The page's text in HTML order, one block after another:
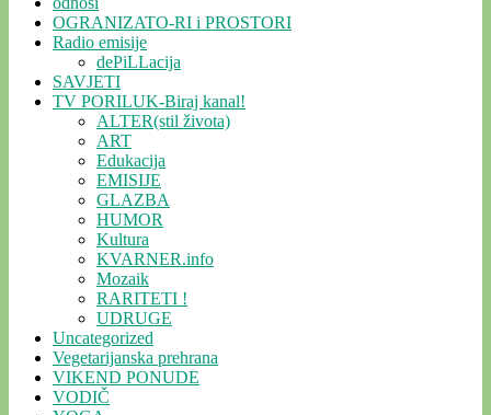
OGRANIZATO-RI i PROSTORI
Radio emisije
dePiLLacija
SAVJETI
TV PORILUK-Biraj kanal!
ALTER(stil života)
ART
Edukacija
EMISIJE
GLAZBA
HUMOR
Kultura
KVARNER.info
Mozaik
RARITETI !
UDRUGE
Uncategorized
Vegetarijanska prehrana
VIKEND PONUDE
VODIČ